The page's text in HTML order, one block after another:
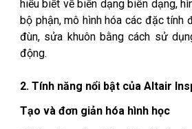
hiểu biết về biến dạng biên dạng,
bộ phận, mô hình hóa các đặc tính
đùn, sửa khuôn bằng cách sử
động.
2. Tính năng nổi bật của Altair
Tạo và đơn giản hóa hình học